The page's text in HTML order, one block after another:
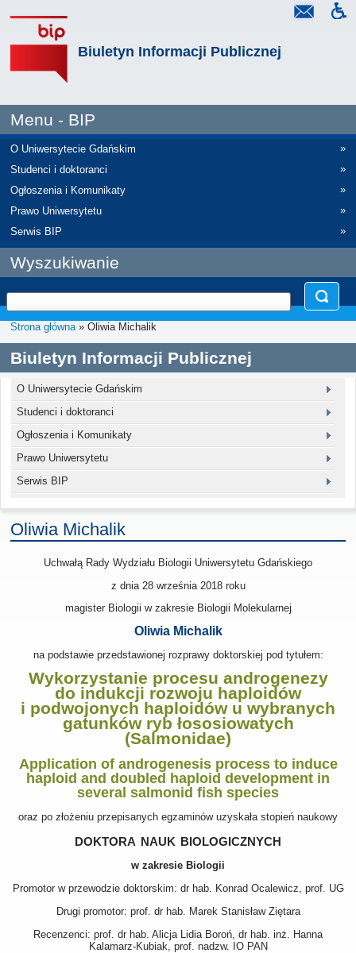
Biuletyn Informacji Publicznej
Menu - BIP
O Uniwersytecie Gdańskim
»
Studenci i doktoranci
»
Ogłoszenia i Komunikaty
»
Prawo Uniwersytetu
»
Serwis BIP
»
Wyszukiwanie
Strona główna» Oliwia Michalik
Biuletyn Informacji Publicznej
O Uniwersytecie Gdańskim
Studenci i doktoranci
Ogłoszenia i Komunikaty
Prawo Uniwersytetu
Serwis BIP
Oliwia Michalik
Uchwałą Rady Wydziału Biologii Uniwersytetu Gdańskiego
z dnia 28 września 2018roku
magister Biologii w zakresie Biologii Molekularnej
Oliwia Michalik
na podstawie przedstawionej rozprawy doktorskiej pod tytułem:
Wykorzystanie procesu androgenezy
do indukcji rozwoju haploidów
i podwojonych haploidów u wybranych
gatunków ryb łososiowatych
(Salmonidae)
Application of androgenesis process to induce
haploid and doubled haploid development in
several salmonid fish species
oraz po złożeniu przepisanych egzaminów uzyskała stopień naukowy
doktora nauk biologicznych
w zakresie Biologii
Promotor w przewodzie doktorskim: dr hab. Konrad Ocalewicz, prof. UG
Drugi promotor: prof. dr hab. Marek Stanisław Ziętara
Recenzenci: prof. dr hab. Alicja Lidia Boroń, dr hab. inż. Hanna
Kalamarz-Kubiak, prof. nadzw. IO PAN